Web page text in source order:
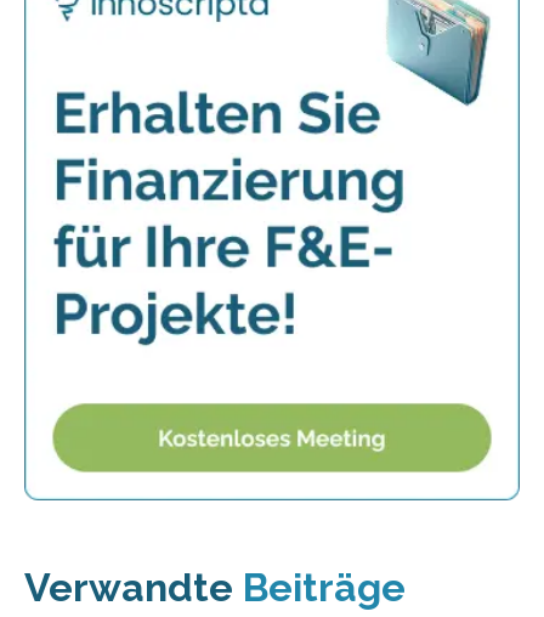
Verwandte Beiträge